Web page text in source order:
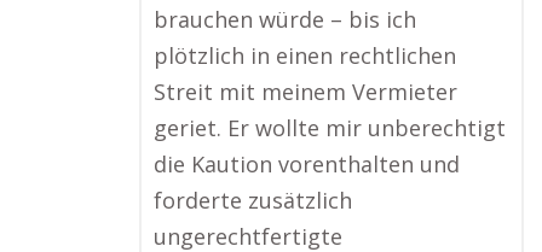
brauchen würde – bis ich
plötzlich in einen rechtlichen
Streit mit meinem Vermieter
geriet. Er wollte mir unberechtigt
die Kaution vorenthalten und
forderte zusätzlich
ungerechtfertigte